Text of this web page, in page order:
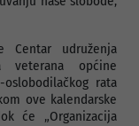
Centar udruženja
veterana općine
rata
ove kalendarske
će „Organizacija